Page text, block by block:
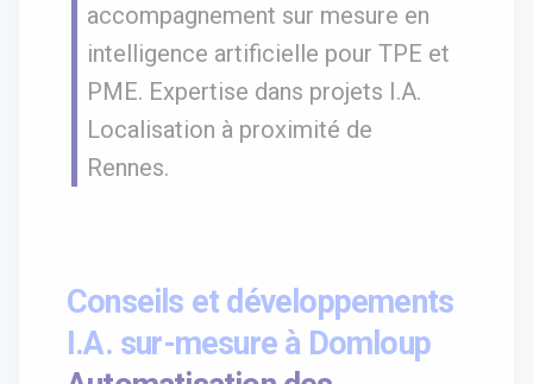
accompagnement sur mesure en
intelligence artificielle pour TPE et
PME. Expertise dans projets I.A.
Localisation à proximité de
Rennes.
Conseils et développements
I.A. sur-mesure à Domloup